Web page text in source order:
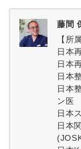
藤間
【所
日本
日本
日本
日本
ン医
日本
日本